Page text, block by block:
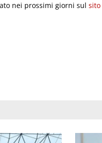
nei prossimi giorni sul sito